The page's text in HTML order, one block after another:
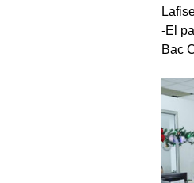
-El
Bac